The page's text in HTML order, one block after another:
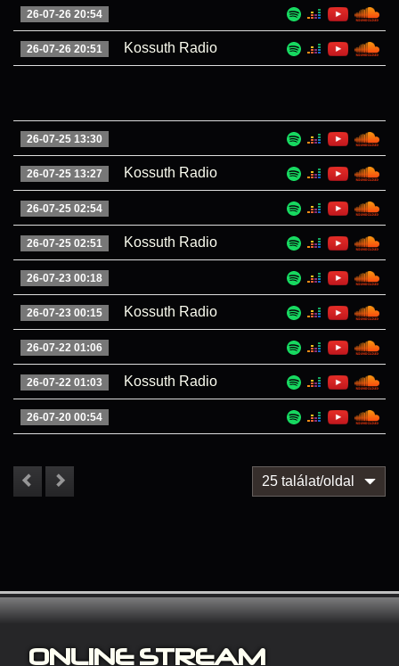
26-07-26 20:54
26-07-26 20:51 Kossuth Radio
26-07-25 13:30
26-07-25 13:27 Kossuth Radio
26-07-25 02:54
26-07-25 02:51 Kossuth Radio
26-07-23 00:18
26-07-23 00:15 Kossuth Radio
26-07-22 01:06
26-07-22 01:03 Kossuth Radio
26-07-20 00:54
25 találat/oldal
ONLINE STREAM